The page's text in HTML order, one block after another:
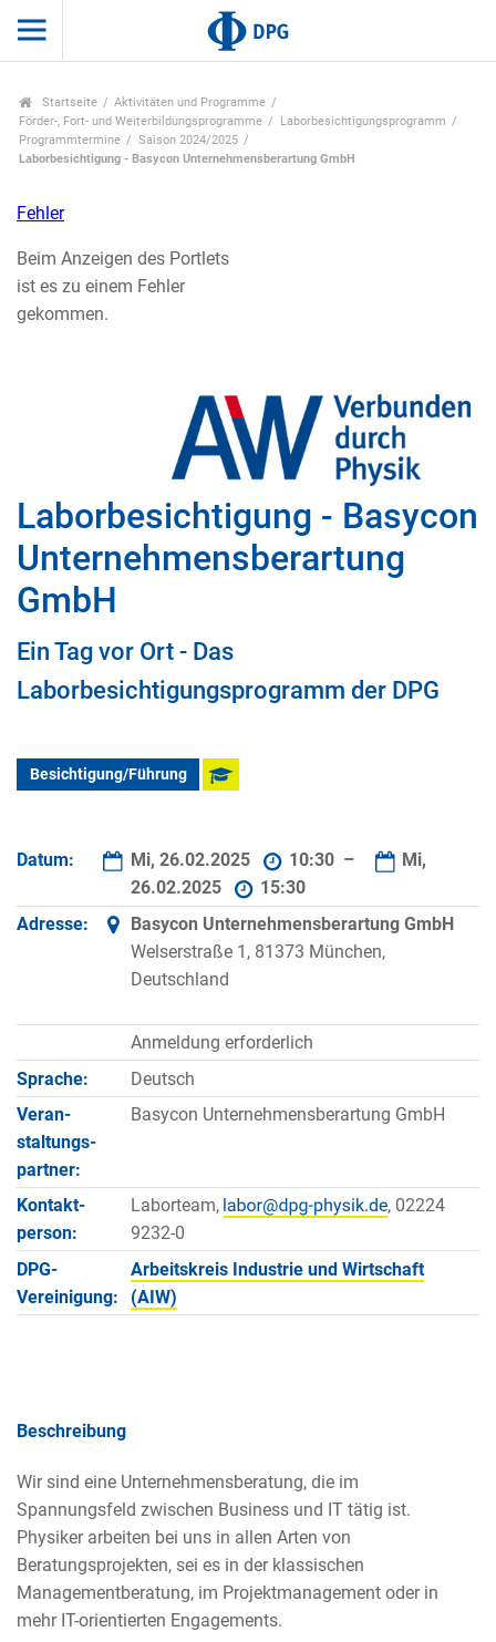
Startseite
Aktivitäten und Programme
Förder-, Fort- und Weiterbildungsprogramme
Laborbesichtigungsprogramm
Programmtermine
Saison 2024/2025
Laborbesichtigung - Basycon Unternehmensberartung GmbH
Fehler
Beim Anzeigen des Portlets
ist es zu einem Fehler
gekommen.
Laborbesichtigung - Basycon
Unternehmensberartung
GmbH
Ein Tag vor Ort - Das
Laborbesichtigungsprogramm der DPG
Besichtigung/Führung
Datum: Mi, 26.02.2025 10:30 –
Mi,
26.02.2025
15:30
Adresse:
Basycon Unternehmensberartung GmbH
Welserstraße 1, 81373 München,
Deutschland
Anmeldung erforderlich
Sprache:
Deutsch
Veran­
staltungs­
partner:
Basycon Unternehmensberartung GmbH
Kontakt­
person:
Laborteam,
, 02224
9232-0
DPG-
Vereinigung:
Arbeitskreis Industrie und Wirtschaft
(AIW)
Beschreibung
Wir sind eine Unternehmensberatung, die im
Spannungsfeld zwischen Business und IT tätig ist.
Physiker arbeiten bei uns in allen Arten von
Beratungsprojekten, sei es in der klassischen
Managementberatung, im Projektmanagement oder in
mehr IT-orientierten Engagements.